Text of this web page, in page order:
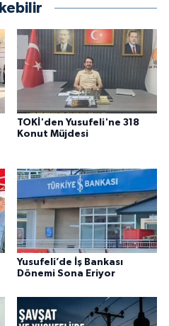
TOKİ'den Yusufeli'ne 318
Konut Müjdesi
Yusufeli’de İş Bankası
Dönemi Sona Eriyor